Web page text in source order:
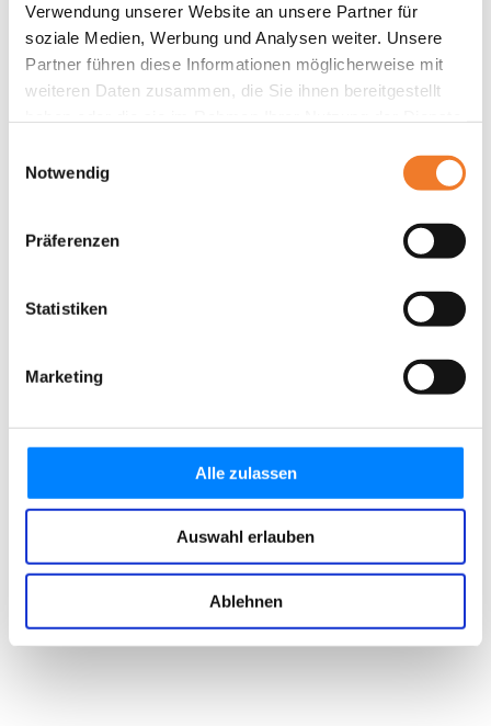
Verwendung unserer Website an unsere Partner für
soziale Medien, Werbung und Analysen weiter. Unsere
Partner führen diese Informationen möglicherweise mit
weiteren Daten zusammen, die Sie ihnen bereitgestellt
Notwendig
Präferenzen
Statistiken
Marketing
Alle zulassen
Auswahl erlauben
Ablehnen